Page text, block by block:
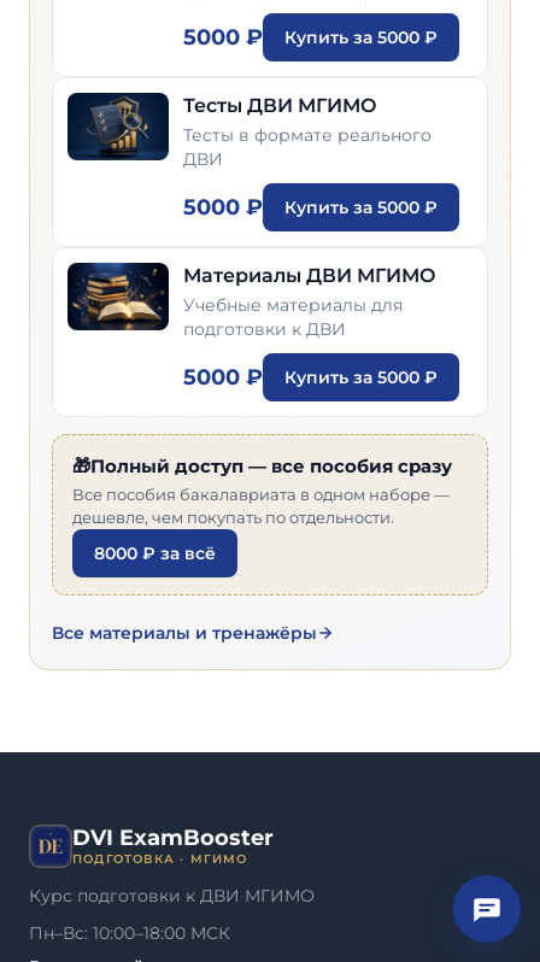
5000 ₽ Купить за 5000 ₽
Тесты ДВИ МГИМО
Тесты в формате реального
ДВИ
5000 ₽ Купить за 5000 ₽
Материалы ДВИ МГИМО
Учебные материалы для
подготовки к ДВИ
5000 ₽ Купить за 5000 ₽
🎁Полный доступ — все пособия сразу
Все пособия бакалавриата в одном наборе —
дешевле, чем покупать по отдельности.
8000 ₽ за всё
Все материалы и тренажёры
DVI ExamBooster
ПОДГОТОВКА · МГИМО
Курс подготовки к ДВИ МГИМО
Пн–Вс: 10:00–18:00 МСК